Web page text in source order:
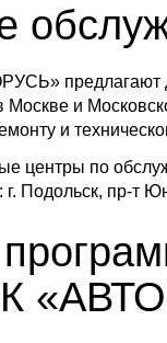
предлагают
Москве и
и
центры по
г. Подольск, пр-т